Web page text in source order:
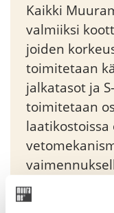
Kaikki
valmiiksi
joiden
toimitetaan
jalkatasot ja
toimitetaan
liittää